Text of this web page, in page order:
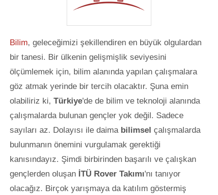
Bilim, geleceğimizi şekillendiren en büyük olgulardan
bir tanesi. Bir ülkenin gelişmişlik seviyesini
ölçümlemek için, bilim alanında yapılan çalışmalara
göz atmak yerinde bir tercih olacaktır. Şuna emin
olabiliriz ki, Türkiye'de de bilim ve teknoloji alanında
çalışmalarda bulunan gençler yok değil. Sadece
sayıları az. Dolayısı ile daima bilimsel çalışmalarda
bulunmanın önemini vurgulamak gerektiği
kanısındayız. Şimdi birbirinden başarılı ve çalışkan
gençlerden oluşan İTÜ Rover Takımı'nı tanıyor
olacağız. Birçok yarışmaya da katılım göstermiş